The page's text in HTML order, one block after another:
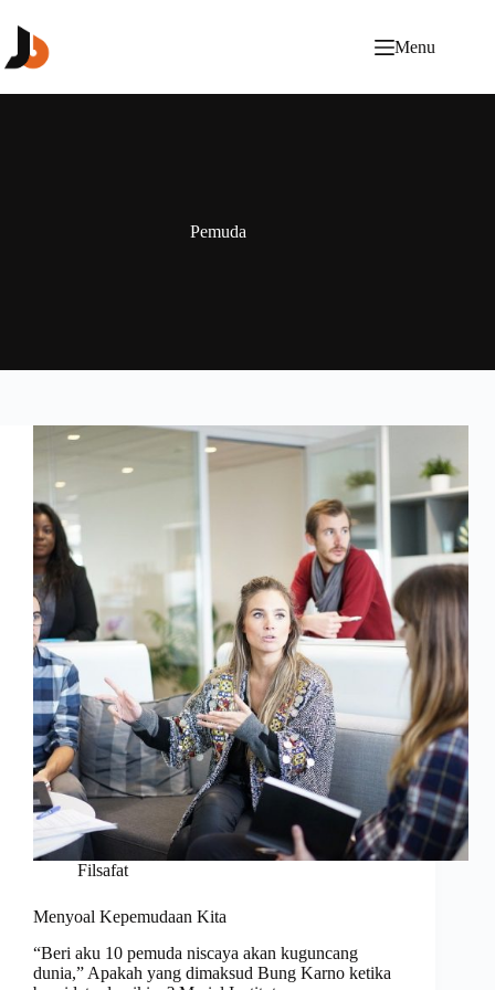
Menu
Pemuda
Filsafat
Menyoal Kepemudaan Kita
“Beri aku 10 pemuda niscaya akan kuguncang
dunia,” Apakah yang dimaksud Bung Karno ketika